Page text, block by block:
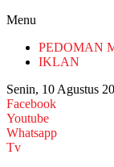
Menu
PEDOMAN
IKLAN
Senin, 10 Agustus
Facebook
Youtube
Whatsapp
Tv